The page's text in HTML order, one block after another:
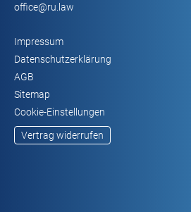
office@ru.law
Impressum
Datenschutzerklärung
AGB
Sitemap
Cookie-Einstellungen
Vertrag widerrufen